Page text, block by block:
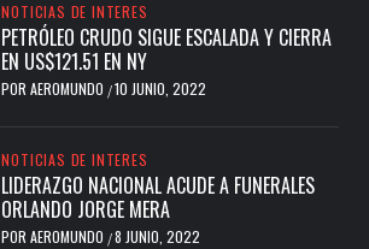
NOTICIAS DE INTERES
PETRÓLEO CRUDO SIGUE ESCALADA Y CIERRA
EN US$121.51 EN NY
POR AEROMUNDO /10 JUNIO, 2022
NOTICIAS DE INTERES
LIDERAZGO NACIONAL ACUDE A FUNERALES
ORLANDO JORGE MERA
POR AEROMUNDO /8 JUNIO, 2022